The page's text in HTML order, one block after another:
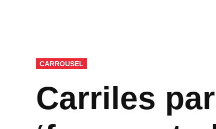
PUBLICADO
EN
CARROUSEL
Carriles